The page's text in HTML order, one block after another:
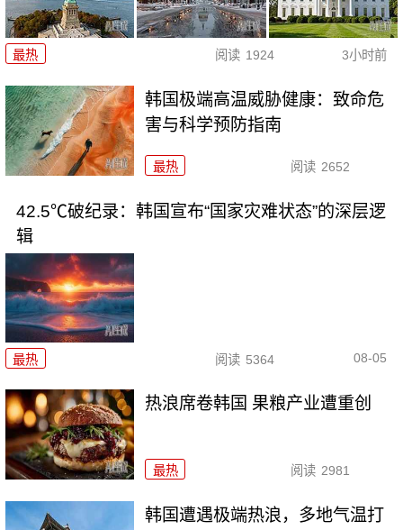
最热 阅读 1924 3小时前
韩国极端高温威胁健康：致命危
害与科学预防指南
最热 阅读 2652
42.5℃破纪录：韩国宣布“国家灾难状态”的深层逻
辑
最热 阅读 5364 08-05
热浪席卷韩国 果粮产业遭重创
最热 阅读 2981
韩国遭遇极端热浪，多地气温打